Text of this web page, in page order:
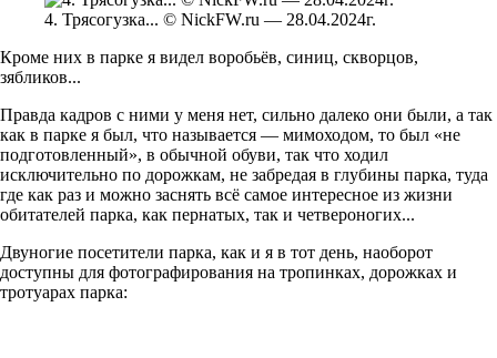
4. Трясогузка... © NickFW.ru — 28.04.2024г.
Кроме них в парке я видел воробьёв, синиц, скворцов,
зябликов...
Правда кадров с ними у меня нет, сильно далеко они были, а так
как в парке я был, что называется — мимоходом, то был «не
подготовленный», в обычной обуви, так что ходил
исключительно по дорожкам, не забредая в глубины парка, туда
где как раз и можно заснять всё самое интересное из жизни
обитателей парка, как пернатых, так и четвероногих...
Двуногие посетители парка, как и я в тот день, наоборот
доступны для фотографирования на тропинках, дорожках и
тротуарах парка: